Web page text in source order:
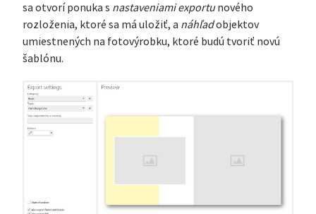
sa otvorí ponuka s nastaveniami exportunového
rozloženia, ktoré sa má uložiť, a náhľadobjektov
umiestnených na fotovýrobku, ktoré budú tvoriť novú
šablónu.